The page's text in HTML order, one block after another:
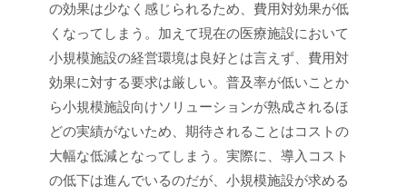
の効果は少なく感じられるため、費用対効果が低
くなってしまう。加えて現在の医療施設において
小規模施設の経営環境は良好とは言えず、費用対
効果に対する要求は厳しい。普及率が低いことか
ら小規模施設向けソリューションが熟成されるほ
どの実績がないため、期待されることはコストの
大幅な低減となってしまう。実際に、導入コスト
の低下は進んでいるのだが、小規模施設が求める